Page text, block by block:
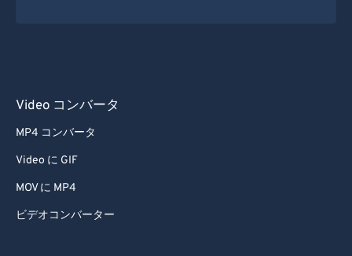
Video コンバータ
MP4 コンバータ
Video に GIF
MOV に MP4
ビデオコンバーター